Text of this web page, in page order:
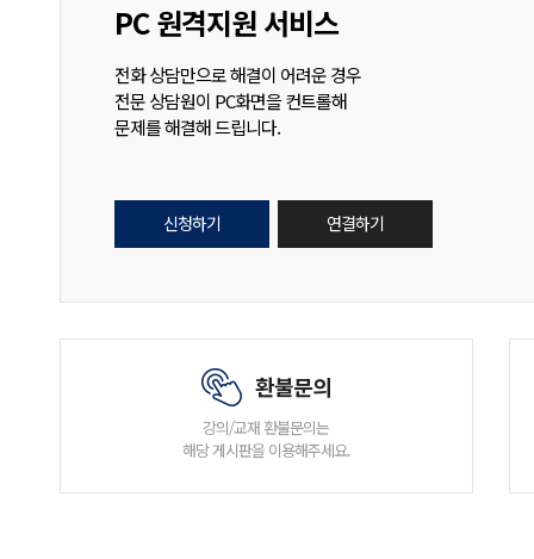
PC 원격지원 서비스
전화 상담만으로 해결이 어려운 경우
전문 상담원이 PC화면을 컨트롤해
문제를 해결해 드립니다.
신청하기 연결하기
환불문의
강의/교재 환불문의는
해당 게시판을 이용해주세요.